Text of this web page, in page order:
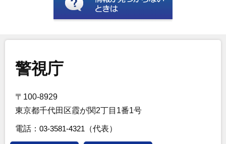
警視庁
〒100-8929
東京都千代田区霞が関2丁目1番1号
電話： 03-3581-4321 （代表）